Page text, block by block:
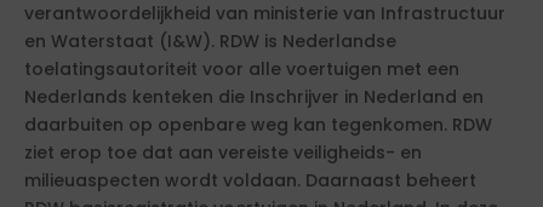
verantwoordelijkheid van ministerie van Infrastructuur
en Waterstaat (I&W). RDW is Nederlandse
toelatingsautoriteit voor alle voertuigen met een
Nederlands kenteken die Inschrijver in Nederland en
daarbuiten op openbare weg kan tegenkomen. RDW
ziet erop toe dat aan vereiste veiligheids- en
milieuaspecten wordt voldaan. Daarnaast beheert